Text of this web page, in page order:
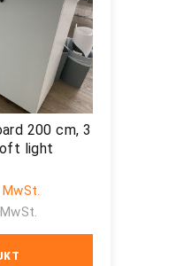
200 cm, 3
light